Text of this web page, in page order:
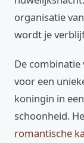
organisatie
wordt je
De
voor een
koningin in
schoonheid.
romantische